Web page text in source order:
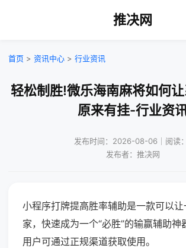
推决网
首页 > 资讯中心 > 行业资讯
轻松制胜!微乐海南麻将如何让
原来有挂-行业资
发布时间：2026-08-06｜阅读
发布者：推决网
小程序打牌提高胜率辅助是一款可以
家，快速成为一个“必胜”的输赢辅助神
用户可通过正规渠道获取使用。